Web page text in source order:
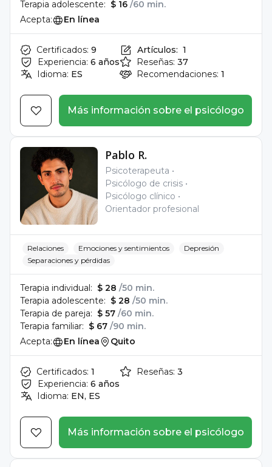
Terapia adolescente: $ 16 /60 min.
Acepta:
En línea
Certificados: 9
Experiencia: 6 años
Idioma: ES
Artículos: 1
Reseñas: 37
Recomendaciones: 1
Más información sobre el psicólogo
Pablo R.
Psicoterapeuta
Psicólogo de crisis
Psicólogo clínico
Orientador profesional
Relaciones Emociones y sentimientos
Depresión
Separaciones y pérdidas
Terapia individual: $ 28 /50 min.
Terapia adolescente: $ 28 /50 min.
Terapia de pareja: $ 57 /60 min.
Terapia familiar: $ 67 /90 min.
Acepta:
En línea Quito
Certificados: 1
Experiencia: 6 años
Idioma: EN, ES
Reseñas: 3
Más información sobre el psicólogo